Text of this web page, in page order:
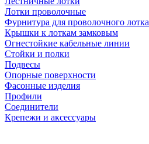
Лотки проволочные
Фурнитура для проволочного лотка
Крышки к лоткам замковым
Огнестойкие кабельные линии
Стойки и полки
Подвесы
Опорные поверхности
Фасонные изделия
Профили
Соединители
Крепежи и аксессуары